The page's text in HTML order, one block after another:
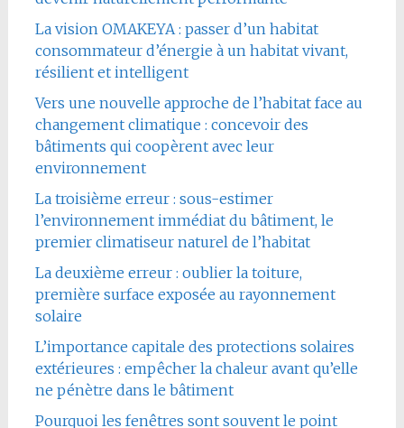
La vision OMAKEYA : passer d’un habitat
consommateur d’énergie à un habitat vivant,
résilient et intelligent
Vers une nouvelle approche de l’habitat face au
changement climatique : concevoir des
bâtiments qui coopèrent avec leur
environnement
La troisième erreur : sous-estimer
l’environnement immédiat du bâtiment, le
premier climatiseur naturel de l’habitat
La deuxième erreur : oublier la toiture,
première surface exposée au rayonnement
solaire
L’importance capitale des protections solaires
extérieures : empêcher la chaleur avant qu’elle
ne pénètre dans le bâtiment
Pourquoi les fenêtres sont souvent le point